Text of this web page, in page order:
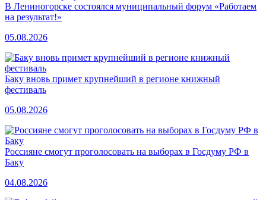
В Лениногорске состоялся муниципальный форум «Работаем
на результат!»
05.08.2026
Баку вновь примет крупнейший в регионе книжный
фестиваль
05.08.2026
Россияне смогут проголосовать на выборах в Госдуму РФ в
Баку
04.08.2026